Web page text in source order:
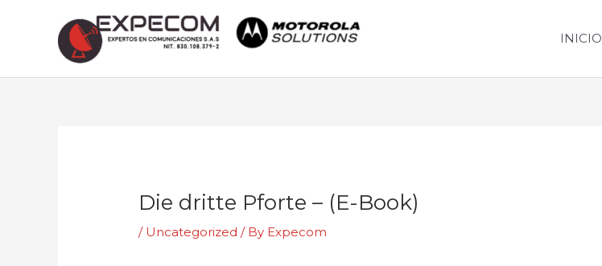
INICIO
Die dritte Pforte – (E-Book)
/ Uncategorized / By Expecom